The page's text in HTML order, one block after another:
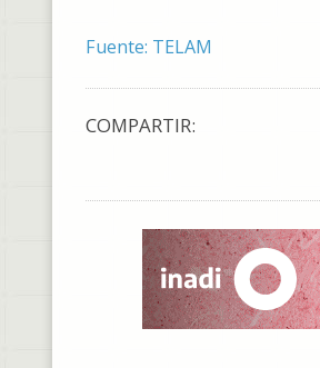
Fuente: TELAM
COMPARTIR: